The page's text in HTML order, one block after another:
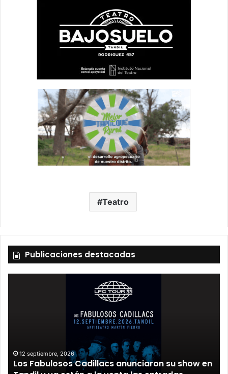
Teatro
Publicaciones destacadas
12 septiembre, 2026
Los Fabulosos Cadillacs anunciaron su show en